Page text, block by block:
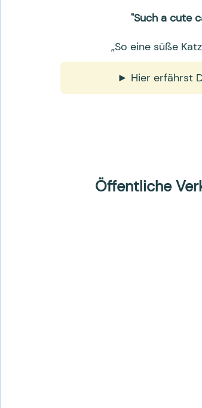
"Such a cute
„So eine süße
► Hier erfährst
Öffentliche